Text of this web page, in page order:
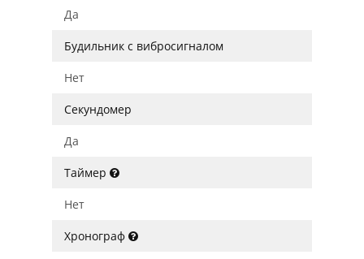
Да
Будильник с вибросигналом
Нет
Секундомер
Да
Таймер
Нет
Хронограф